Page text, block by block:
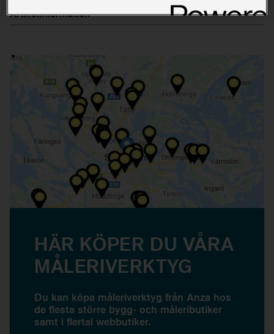
Artikelinformation
HÄR KÖPER DU VÅRA
MÅLERIVERKTYG
Du kan köpa måleriverktyg från Anza hos
de flesta större bygg- och måleributiker
samt i flertal webbutiker.